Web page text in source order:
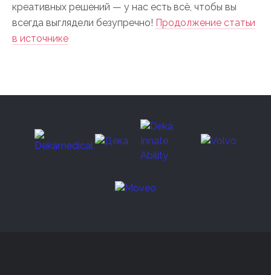
креативных решений — у нас есть всё, чтобы вы
всегда выглядели безупречно! Продолжение статьи
в источнике